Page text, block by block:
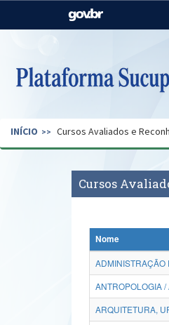
Casa Civil
Pecuária e Abastecimento
Secretaria de Governo
INÍCIO Cursos Avaliados e
Cursos
Nome
ADMINISTRAÇÃO
ANTROPOLOGIA
ARQUITETURA,